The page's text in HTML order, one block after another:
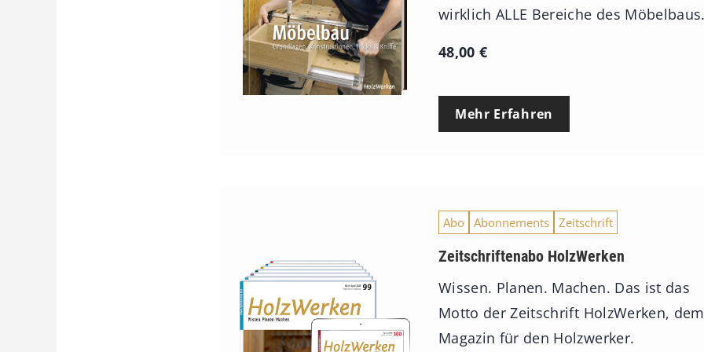
wirklich ALLE Bereiche des
48,00 €
Mehr Erfahren
Abo Abonnements Zeitschrift
Zeitschriftenabo HolzWerken
Wissen. Planen. Machen. Das ist das
Motto der Zeitschrift HolzWerken, dem
Magazin für den Holzwerker.